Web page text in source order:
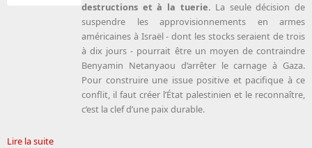
destructions et à la tuerie. La seule décision de
suspendre les approvisionnements en armes
américaines à Israël - dont les stocks seraient de trois
à dix jours - pourrait être un moyen de contraindre
Benyamin Netanyaou d’arrêter le carnage à Gaza.
Pour construire une issue positive et pacifique à ce
conflit, il faut créer l’État palestinien et le reconnaître,
c’est la clef d’une paix durable.
Lire la suite